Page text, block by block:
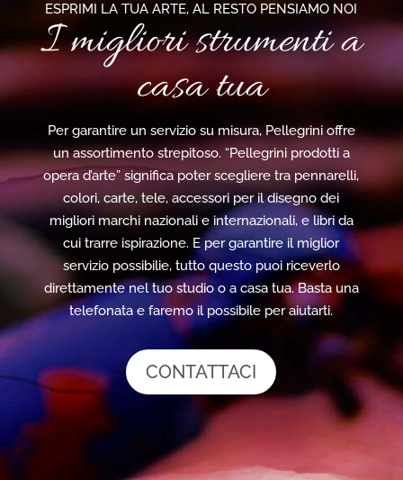
ESPRIMI LA TUA ARTE, AL RESTO PENSIAMO NOI
I migliori strumenti a
casa tua
Per garantire un servizio su misura, Pellegrini offre
un assortimento strepitoso. “Pellegrini prodotti a
opera d’arte” significa poter scegliere tra pennarelli,
colori, carte, tele, accessori per il disegno dei
migliori marchi nazionali e internazionali, e libri da
cui trarre ispirazione. E per garantire il miglior
servizio possibilie, tutto questo puoi riceverlo
direttamente nel tuo studio o a casa tua. Basta una
telefonata e faremo il possibile per aiutarti.
CONTATTACI